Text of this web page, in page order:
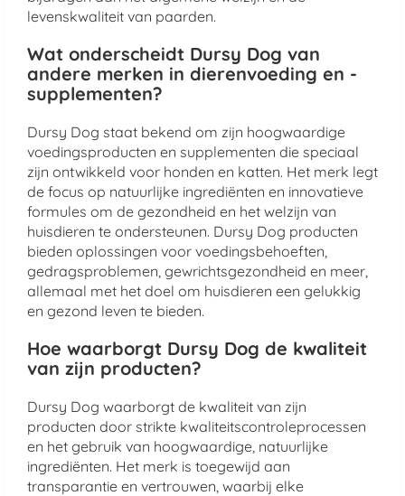
levenskwaliteit van paarden.
Wat onderscheidt Dursy Dog van
andere merken in dierenvoeding en -
supplementen?
Dursy Dog staat bekend om zijn hoogwaardige
voedingsproducten en supplementen die speciaal
zijn ontwikkeld voor honden en katten. Het merk legt
de focus op natuurlijke ingrediënten en innovatieve
formules om de gezondheid en het welzijn van
huisdieren te ondersteunen. Dursy Dog producten
bieden oplossingen voor voedingsbehoeften,
gedragsproblemen, gewrichtsgezondheid en meer,
allemaal met het doel om huisdieren een gelukkig
en gezond leven te bieden.
Hoe waarborgt Dursy Dog de kwaliteit
van zijn producten?
Dursy Dog waarborgt de kwaliteit van zijn
producten door strikte kwaliteitscontroleprocessen
en het gebruik van hoogwaardige, natuurlijke
ingrediënten. Het merk is toegewijd aan
transparantie en vertrouwen, waarbij elke